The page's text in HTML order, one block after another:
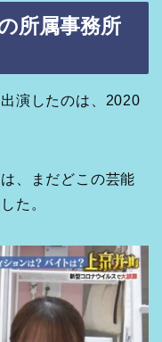
所属事務所
演したのは、2020
、まだどこの芸能
た。